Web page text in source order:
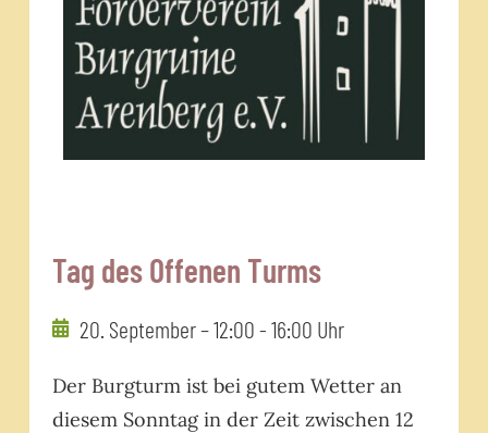
Tag des Offenen Turms
20. September – 12:00-16:00 Uhr
Der Burgturm ist bei gutem Wetter an
diesem Sonntag in der Zeit zwischen 12